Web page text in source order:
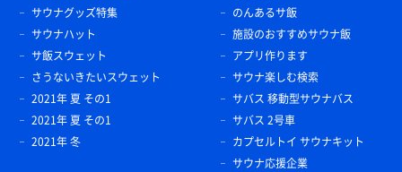
サウナグッズ特集
サウナハット
サ飯スウェット
さうないきたいスウェット
2021年 夏 その1
2021年 夏 その1
2021年 冬
のんあるサ飯
施設のおすすめサウナ飯
アプリ作ります
サウナ楽しむ検索
サバス 移動型サウナバス
サバス 2号車
カプセルトイ サウナキット
サウナ応援企業